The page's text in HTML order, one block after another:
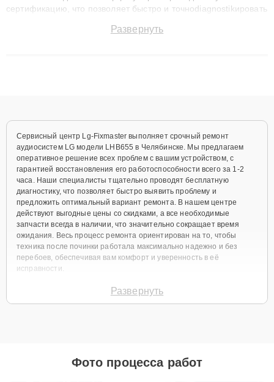
сертификацию, что позволяет быстро и точноdiagnostikировать
до 3 лет. Наши мастера решают сложные случаи: от замены
Развернуть
Сервисный центр Lg-Fixmaster выполняет срочный ремонт
аудиосистем LG модели LHB655 в Челябинске. Мы предлагаем
оперативное решение всех проблем с вашим устройством, с
гарантией восстановления его работоспособности всего за 1-2
часа. Наши специалисты тщательно проводят бесплатную
диагностику, что позволяет быстро выявить проблему и
предложить оптимальный вариант ремонта. В нашем центре
действуют выгодные цены со скидками, а все необходимые
запчасти всегда в наличии, что значительно сокращает время
ожидания. Весь процесс ремонта ориентирован на то, чтобы
техника после починки работала максимально надежно и без
перебоев, обеспечивая вам комфорт и уверенность в её
исправности.
Виды используемых
аналогов. Клиент всегда имеет возможность выбрать наиболее
Развернуть
Фото процесса работ